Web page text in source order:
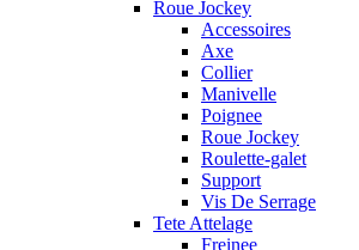
Roue Jockey
Accessoires
Axe
Collier
Manivelle
Poignee
Roue Jockey
Roulette-galet
Support
Vis De Serrage
Tete Attelage
Freinee